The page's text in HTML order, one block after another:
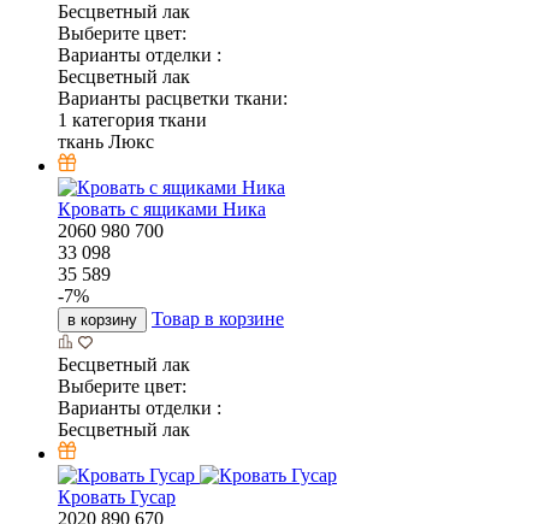
Бесцветный лак
Выберите цвет:
Варианты отделки :
Бесцветный лак
Варианты расцветки ткани:
1 категория ткани
ткань Люкс
Кровать с ящиками Ника
2060 980 700
33 098
35 589
-7%
в корзину Товар в корзине
Бесцветный лак
Выберите цвет:
Варианты отделки :
Бесцветный лак
Кровать Гусар
2020 890 670